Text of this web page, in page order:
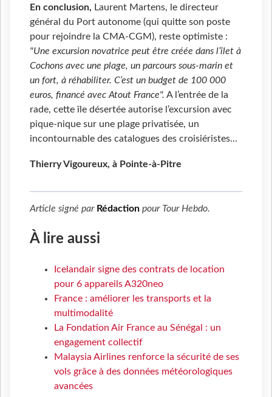
En conclusion, Laurent Martens, le directeur
général du Port autonome (qui quitte son poste
pour rejoindre la CMA-CGM), reste optimiste :
"Une excursion novatrice peut être créée dans l’îlet à
Cochons avec une plage, un parcours sous-marin et
un fort, à réhabiliter. C’est un budget de 100 000
euros, financé avec Atout France". A l’entrée de la
rade, cette île désertée autorise l’excursion avec
pique-nique sur une plage privatisée, un
incontournable des catalogues des croisiéristes…
Thierry Vigoureux, à Pointe-à-Pitre
Article signé par Rédaction pour Tour Hebdo.
À lire aussi
Icelandair signe des contrats de location
pour 6 appareils A320neo
France : améliorer les transports et la
multimodalité
La Fondation Air France au Sénégal : un
engagement collectif
Malaysia Airlines renforce la sécurité de ses
vols grâce à des données météorologiques
avancées